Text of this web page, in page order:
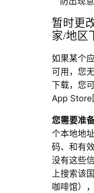
暂时更
家/地区
如果某个
可用，您
下载，您
App Store
您需要准
个本地地
码、和有
没有这些
上搜索该
咖啡馆）